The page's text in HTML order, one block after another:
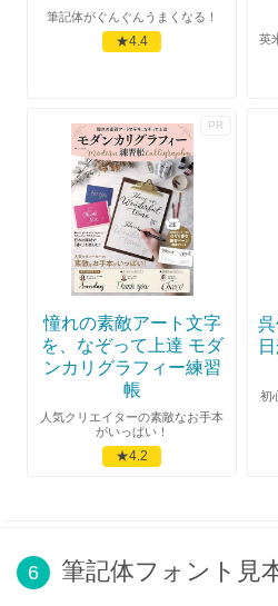
筆記体がぐんぐんうまくなる！
★4.4
英
憧れの素敵アート文字
を、なぞって上達 モダ
ンカリグラフィー練習
帳
人気クリエイターの素敵なお手本
がいっぱい！
★4.2
初
6 筆記体フォント見